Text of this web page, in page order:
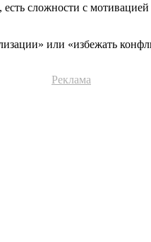
сложности с
или «избежать
Реклама